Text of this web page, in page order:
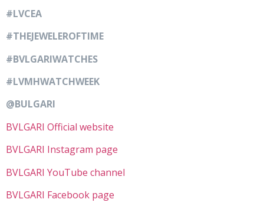
#LVCEA
#THEJEWELEROFTIME
#BVLGARIWATCHES
#LVMHWATCHWEEK
@BULGARI
BVLGARI Official website
BVLGARI Instagram page
BVLGARI YouTube channel
BVLGARI Facebook page